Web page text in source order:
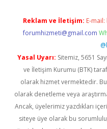
Reklam ve İletişim: E-mail:
forumhizmeti@gmail.com
Yasal Uyarı: Sitemiz, 5651
ve İletişim Kurumu (BTK)
olarak hizmet vermektedir.
olarak denetleme veya
Ancak, üyelerimiz yazdıkları
siteye üye olarak bu